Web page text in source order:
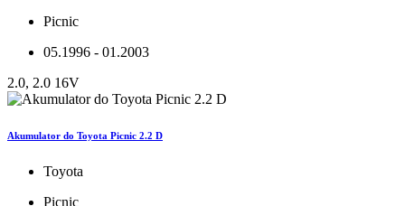
Picnic
05.1996 - 01.2003
2.0, 2.0 16V
Akumulator do Toyota Picnic 2.2 D
Toyota
Picnic